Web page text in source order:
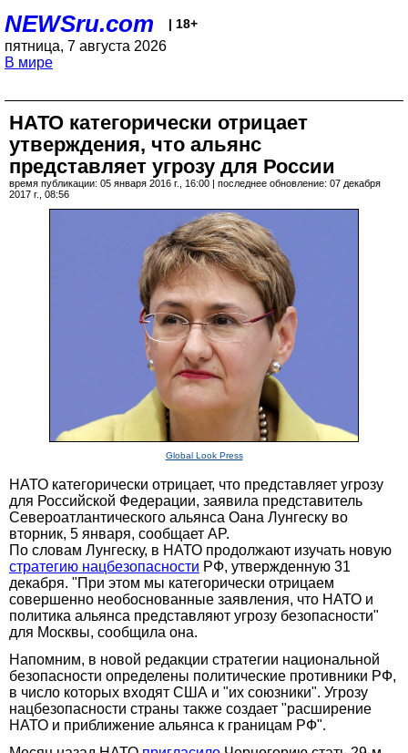
NEWSru.com | 18+
пятница, 7 августа 2026
В мире
НАТО категорически отрицает
утверждения, что альянс
представляет угрозу для России
время публикации: 05 января 2016 г., 16:00 | последнее обновление: 07 декабря
2017 г., 08:56
Global Look Press
НАТО категорически отрицает, что представляет угрозу
для Российской Федерации, заявила представитель
Североатлантического альянса Оана Лунгеску во
вторник, 5 января, сообщает AP.
По словам Лунгеску, в НАТО продолжают изучать новую
стратегию нацбезопасности РФ, утвержденную 31
декабря. "При этом мы категорически отрицаем
совершенно необоснованные заявления, что НАТО и
политика альянса представляют угрозу безопасности"
для Москвы, сообщила она.
Напомним, в новой редакции стратегии национальной
безопасности определены политические противники РФ,
в число которых входят США и "их союзники". Угрозу
нацбезопасности страны также создает "расширение
НАТО и приближение альянса к границам РФ".